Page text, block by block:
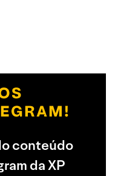
conteúdo
da XP